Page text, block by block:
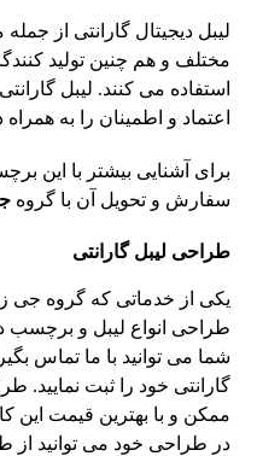
لیبل دیجیتال گارانتی از
مختلف و هم چنین تولید
استفاده می کنند. لیبل
اعتماد و اطمینان را به همراه
برای آشنایی بیشتر با این
سفارش و تحویل آن با گروه
طراحی لیبل گارانتی
یکی از خدماتی که گروه جی
طراحی انواع لیبل و برچسب
شما می توانید با ما تماس
گارانتی خود را ثبت نمایید.
ممکن و با بهترین قیمت این
در طراحی خود می توانید از